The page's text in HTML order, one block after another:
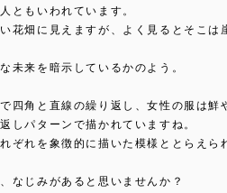
ともいわれています。
花畑に見えますが、よく見るとそこは
未来を暗示しているかのよう。
四角と直線の繰り返し、女性の服は鮮
しパターンで描かれていますね。
ぞれを象徴的に描いた模様ととらえら
なじみがあると思いませんか？